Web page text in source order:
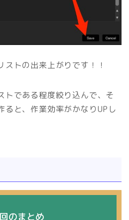
ストの出来上がりです！！
トである程度絞り込んで、そ
ると、作業効率がかなりUPし
のまとめ